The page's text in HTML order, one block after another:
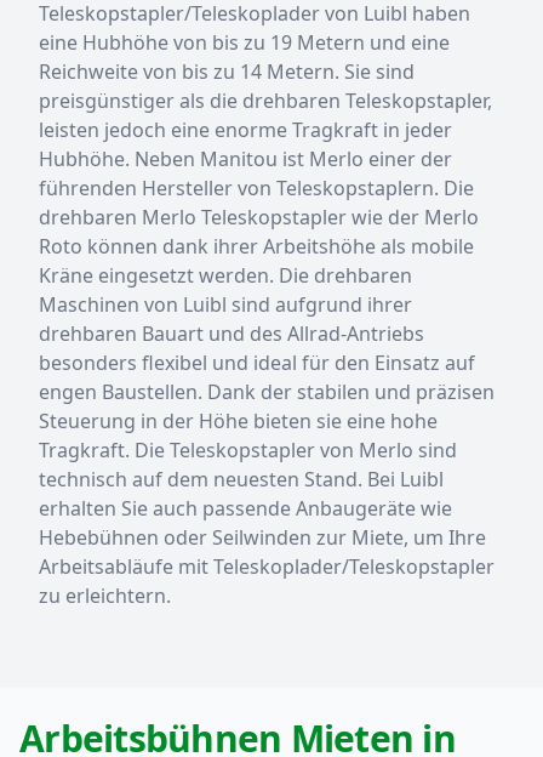
Teleskopstapler/Teleskoplader von Luibl haben
eine Hubhöhe von bis zu 19 Metern und eine
Reichweite von bis zu 14 Metern. Sie sind
preisgünstiger als die drehbaren Teleskopstapler,
leisten jedoch eine enorme Tragkraft in jeder
Hubhöhe. Neben Manitou ist Merlo einer der
führenden Hersteller von Teleskopstaplern. Die
drehbaren Merlo Teleskopstapler wie der Merlo
Roto können dank ihrer Arbeitshöhe als mobile
Kräne eingesetzt werden. Die drehbaren
Maschinen von Luibl sind aufgrund ihrer
drehbaren Bauart und des Allrad-Antriebs
besonders flexibel und ideal für den Einsatz auf
engen Baustellen. Dank der stabilen und präzisen
Steuerung in der Höhe bieten sie eine hohe
Tragkraft. Die Teleskopstapler von Merlo sind
technisch auf dem neuesten Stand. Bei Luibl
erhalten Sie auch passende Anbaugeräte wie
Hebebühnen oder Seilwinden zur Miete, um Ihre
Arbeitsabläufe mit Teleskoplader/Teleskopstapler
zu erleichtern.
Arbeitsbühnen Mieten in